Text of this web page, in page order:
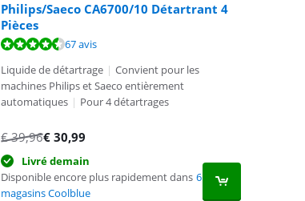
Philips/Saeco CA6700/10 Détartrant 4
Pièces
67 avis
Liquide de détartrage | Convient pour les
machines Philips et Saeco entièrement
automatiques | Pour 4 détartrages
€39,96€ 30,99
Livré demain
Disponible encore plus rapidement dans 6
magasins Coolblue